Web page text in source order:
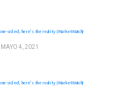
sided, here's the reality (MarketWatch)
MAYO 4, 2021
sided, here's the reality (MarketWatch)